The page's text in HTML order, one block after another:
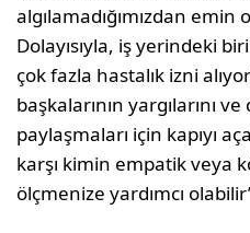
algılamadığımızdan emin
Dolayısıyla, iş yerindeki
çok fazla hastalık izni
başkalarının yargılarını
paylaşmaları için kapıyı
karşı kimin empatik veya
ölçmenize yardımcı